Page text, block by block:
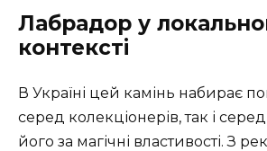
Лабрадор у
контексті
В Україні цей камінь набирає
серед колекціонерів, так і серед
його за магічні властивості. З